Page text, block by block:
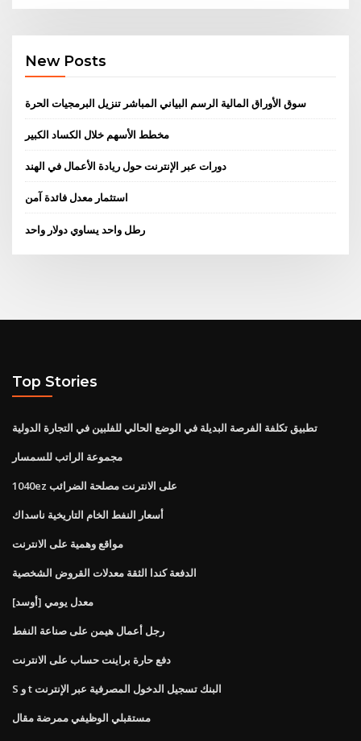
New Posts
سوق الأوراق المالية الرسم البياني المباشر تنزيل البرمجيات الحرة
مخطط الأسهم خلال الكساد الكبير
دورات عبر الإنترنت حول ريادة الأعمال في الهند
استثمار معدل فائدة آمن
رطل واحد يساوي دولار واحد
Top Stories
تطبيق تكلفة الفرصة البديلة في الوضع الحالي للفلبين في التجارة الدولية
مجموعة الراتب للسمسار
1040ez على الانترنت مصلحة الضرائب
أسعار النفط الخام التاريخية ناسداك
مواقع وهمية على الانترنت
الدفعة كندا الثقة معدلات القروض الشخصية
معدل يومي [أوسد]
رجل أعمال هيمن على صناعة النفط
دفع حارة براينت حساب على الانترنت
S و t البنك تسجيل الدخول المصرفية عبر الإنترنت
مستقبلي الوظيفي ممرضة مقال